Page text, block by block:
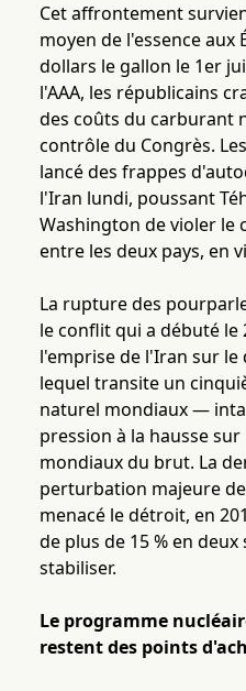
Cet affrontement
moyen de l'essence aux
dollars le gallon le 1er
l'AAA, les républicains
des coûts du carburant
contrôle du Congrès.
lancé des frappes
l'Iran lundi, poussant
Washington de violer le
entre les deux pays, en
La rupture des
le conflit qui a débuté le
l'emprise de l'Iran sur
lequel transite un
naturel mondiaux —
pression à la hausse
mondiaux du brut. La
perturbation majeure
menacé le détroit, en
de plus de 15 % en
stabiliser.
Le programme
restent des points